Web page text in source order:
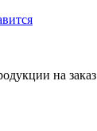
на заказ